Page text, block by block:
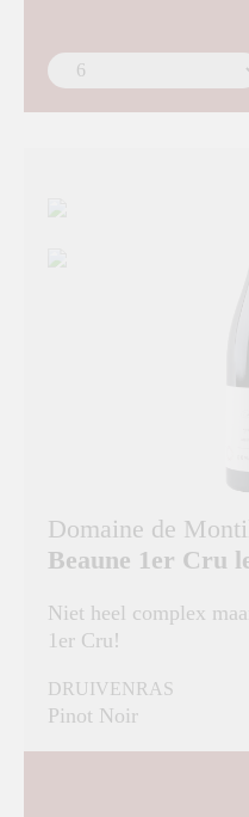
Domaine de
Beaune 1er Cru
Niet heel complex
1er Cru!
DRUIVENRAS
Pinot Noir